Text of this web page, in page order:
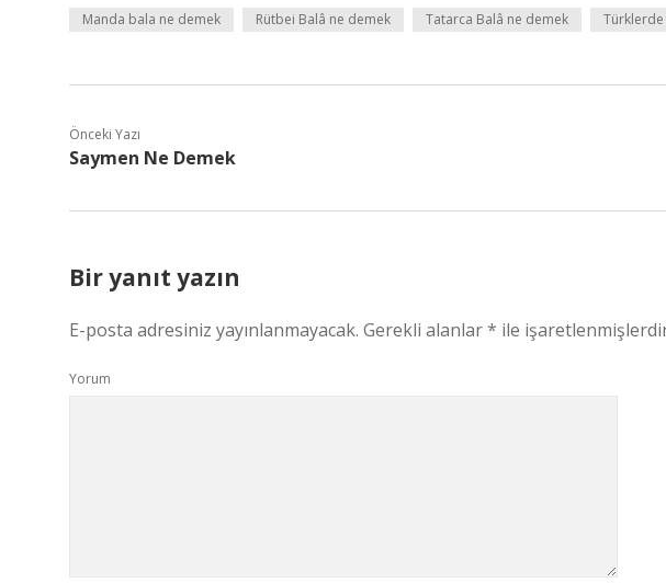
Manda bala ne demek Rütbei Balâ ne demek Tatarca Balâ ne demek
Önceki Yazı
Saymen Ne Demek
Bir yanıt yazın
E-posta adresiniz yayınlanmayacak. Gerekli alanlar* ile
Yorum